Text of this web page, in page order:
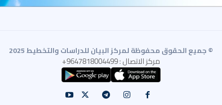
© جميع الحقوق محفوظة لمركز البيان للدراسات والتخطيط 2025
مركز الاتصال : 9647818004499+